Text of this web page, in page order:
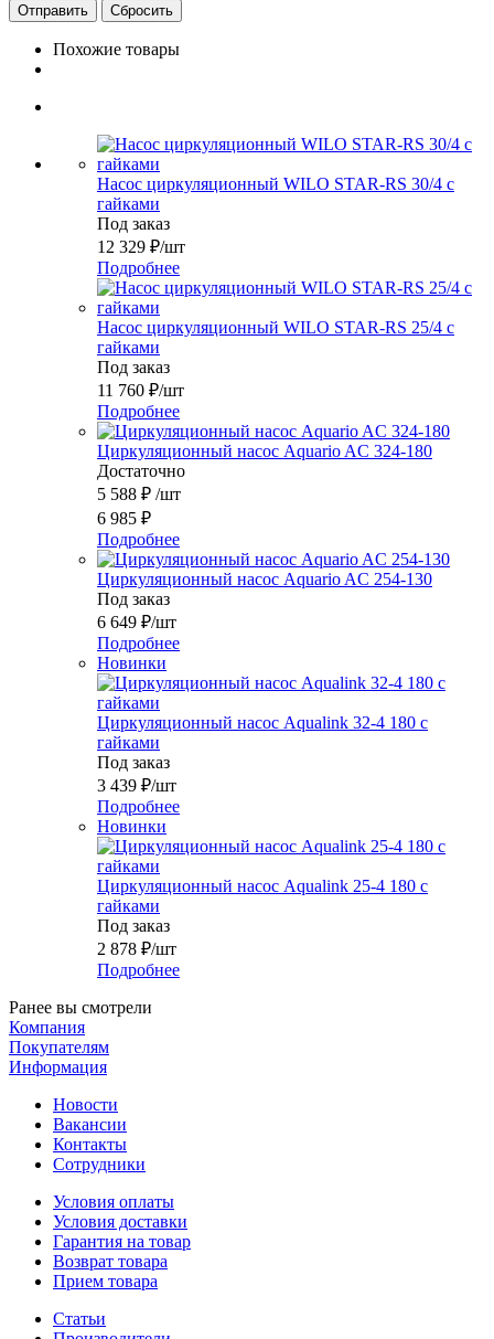
Сбросить
Похожие товары
Насос циркуляционный WILO STAR-RS 30/4 с
гайками
Под заказ
12 329 ₽/шт
Подробнее
Насос циркуляционный WILO STAR-RS 25/4 с
гайками
Под заказ
11 760 ₽/шт
Подробнее
Циркуляционный насос Aquario AC 324-180
Достаточно
5 588 ₽ /шт
6 985 ₽
Подробнее
Циркуляционный насос Aquario AC 254-130
Под заказ
6 649 ₽/шт
Подробнее
Новинки
Циркуляционный насос Aqualink 32-4 180 с
гайками
Под заказ
3 439 ₽/шт
Подробнее
Новинки
Циркуляционный насос Aqualink 25-4 180 с
гайками
Под заказ
2 878 ₽/шт
Подробнее
Ранее вы смотрели
Компания
Покупателям
Информация
Новости
Вакансии
Контакты
Сотрудники
Условия оплаты
Условия доставки
Гарантия на товар
Возврат товара
Прием товара
Статьи